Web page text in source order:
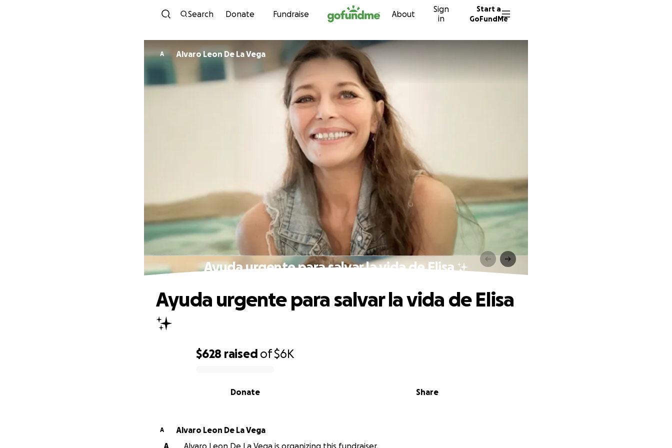
Skip to content
Search Donate Fundraise About
Sign
in
Start a
GoFundMe
A Alvaro Leon De La Vega
Ayuda urgente para salvar la vida de Elisa ✨
$628 raised of$6K
Share
Donate
Ayuda urgente para salvar la vida de Elisa
✨
A
Alvaro Leon De La Vega
A
Alvaro Leon De La Vega is organizing this fundraiser.